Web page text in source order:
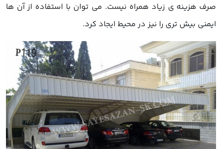
صرف هزینه ی زیاد همراه نیست. می توان با استفاده از آن ها
ایمنی بیش تری را نیز در محیط ایجاد کرد.